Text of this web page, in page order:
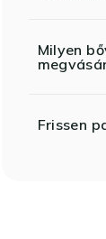
Milyen
Frissen